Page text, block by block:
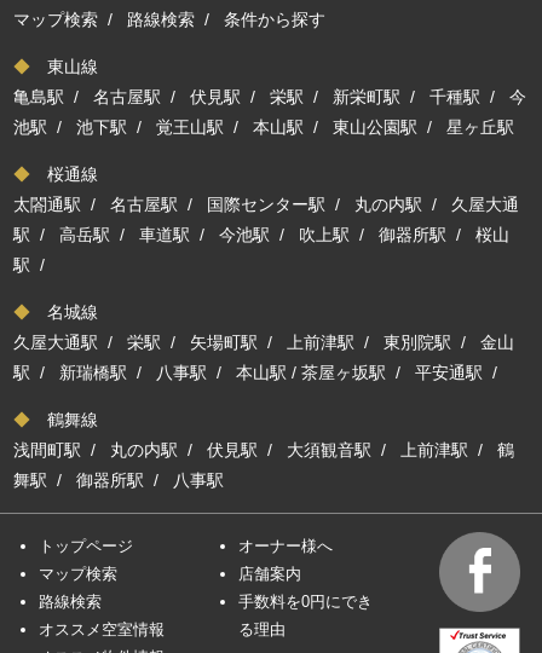
マップ検索 / 路線検索 /条件から探す
◆ 東山線
亀島駅 /名古屋駅 /伏見駅 /栄駅 / 新栄町駅 /千種駅 /今
池駅 /池下駅 /覚王山駅 /本山駅 /東山公園駅 /星ヶ丘駅
◆ 桜通線
太閤通駅 /名古屋駅 / 国際センター駅 / 丸の内駅 / 久屋大通
駅 /高岳駅 /車道駅 /今池駅 / 吹上駅 /御器所駅 /桜山
駅 /
◆ 名城線
久屋大通駅 /栄駅 / 矢場町駅 / 上前津駅 /東別院駅 /金山
駅 / 新瑞橋駅 / 八事駅 /本山駅 /茶屋ヶ坂駅 /平安通駅 /
◆ 鶴舞線
浅間町駅 / 丸の内駅 /伏見駅 / 大須観音駅 / 上前津駅 /鶴
舞駅 /御器所駅 / 八事駅
トップページ
マップ検索
路線検索
オススメ空室情報
オーナー様へ
店舗案内
手数料を0円にでき
る理由